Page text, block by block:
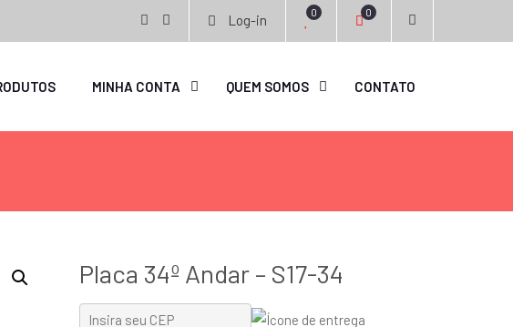
Log-in 0 0
MINHA CONTA QUEM SOMOS CONTATO
Placa 34º Andar – S17-34